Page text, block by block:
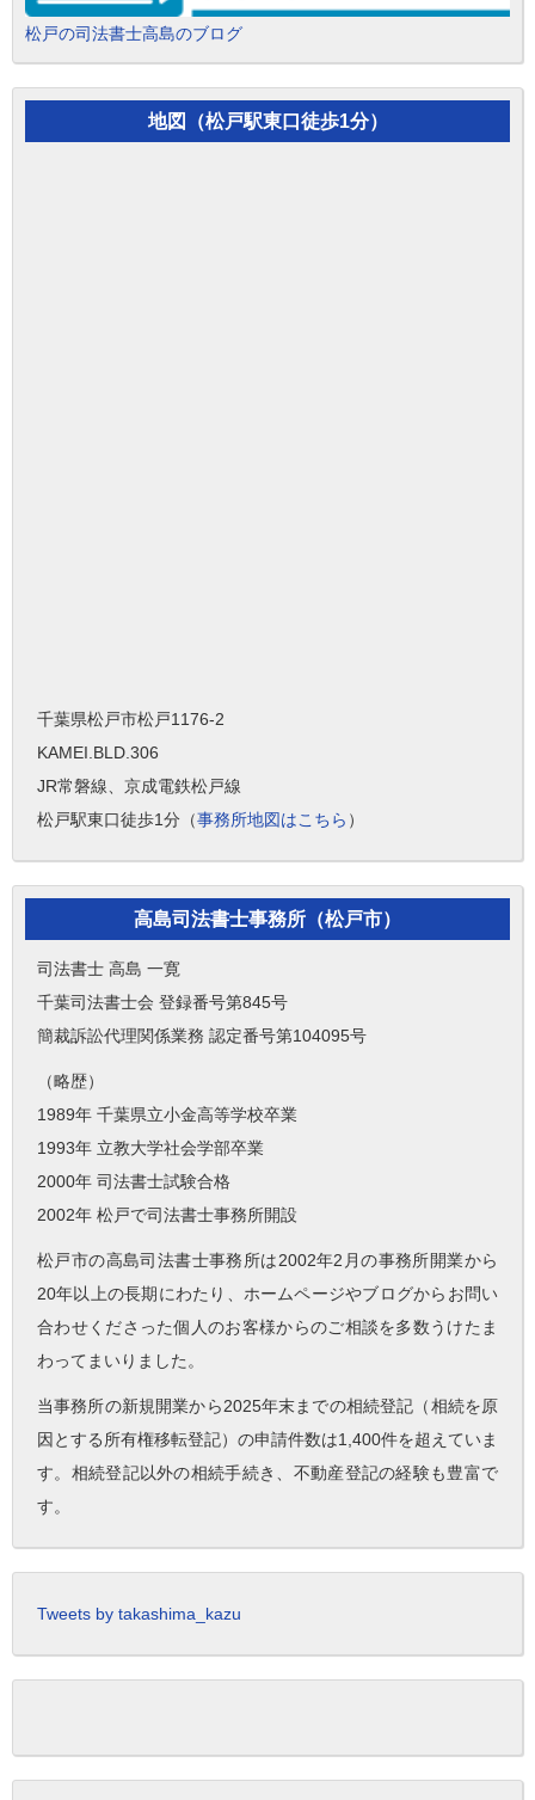
松戸の司法書士高島のブログ
地図（松戸駅東口徒歩1分）
千葉県松戸市松戸1176-2
KAMEI.BLD.306
JR常磐線、京成電鉄松戸線
松戸駅東口徒歩1分（事務所地図はこちら ）
高島司法書士事務所（松戸市）
司法書士 高島 一寛
千葉司法書士会 登録番号第845号
簡裁訴訟代理関係業務 認定番号第104095号
（略歴）
1989年 千葉県立小金高等学校卒業
1993年 立教大学社会学部卒業
2000年 司法書士試験合格
2002年 松戸で司法書士事務所開設
松戸市の高島司法書士事務所は2002年2月の事務所開業から
20年以上の長期にわたり、ホームページやブログからお問い
合わせくださった個人のお客様からのご相談を多数うけたま
わってまいりました。
当事務所の新規開業から2025年末までの相続登記（相続を原
因とする所有権移転登記）の申請件数は1,400件を超えていま
す。相続登記以外の相続手続き、不動産登記の経験も豊富で
す。
Tweets by takashima_kazu